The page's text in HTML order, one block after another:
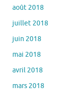
août 2018
juillet 2018
juin 2018
mai 2018
avril 2018
mars 2018